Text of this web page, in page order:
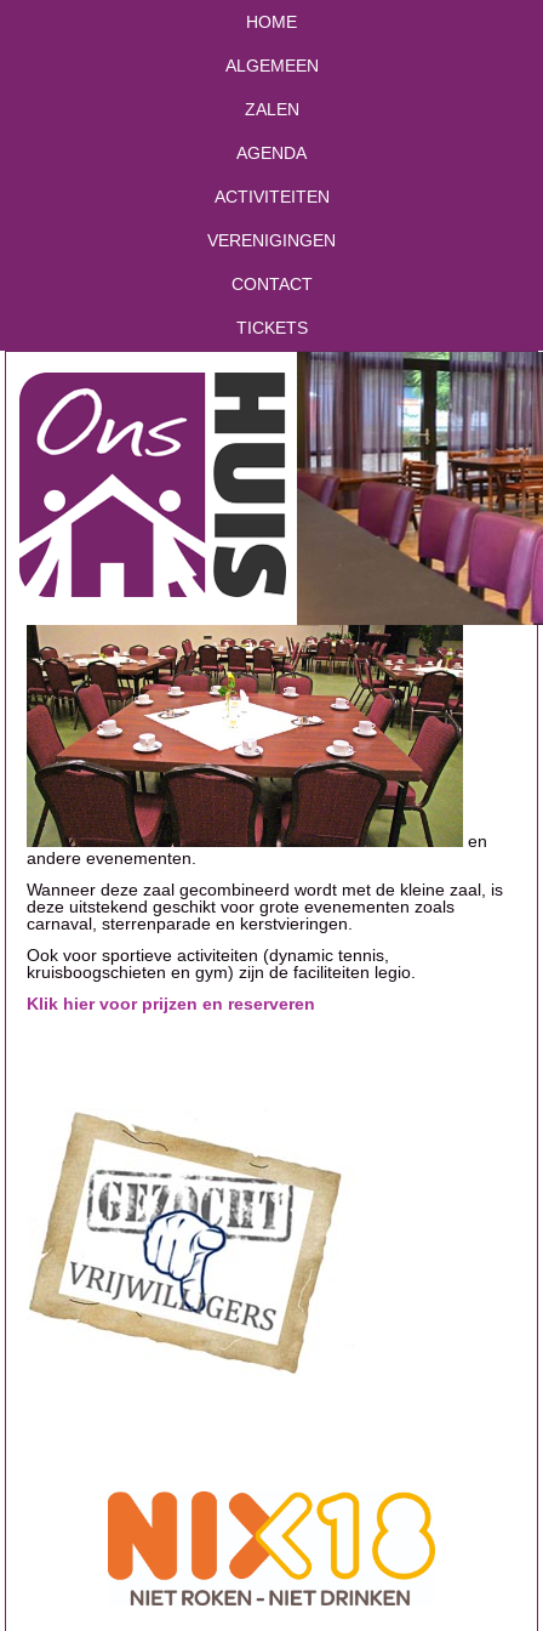
HOME
ALGEMEEN
ZALEN
AGENDA
ACTIVITEITEN
VERENIGINGEN
CONTACT
TICKETS
Mia de Groot zaal
De Mia de Groot zaal is ideaal voor feesten, partijen,
koffietafels, informatiebijeenkomsten
en
andere evenementen.
Wanneer deze zaal gecombineerd wordt met de kleine zaal, is
deze uitstekend geschikt voor grote evenementen zoals
carnaval, sterrenparade en kerstvieringen.
Ook voor sportieve activiteiten (dynamic tennis,
kruisboogschieten en gym) zijn de faciliteiten legio.
Klik hier voor prijzen en reserveren